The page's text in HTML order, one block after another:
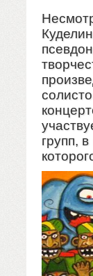
групп,